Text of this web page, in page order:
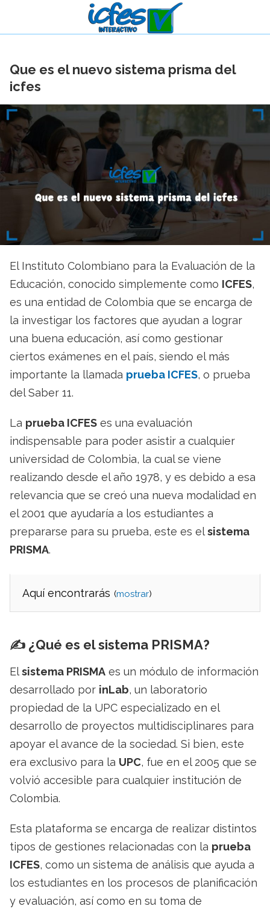
Que es el nuevo sistema prisma del
icfes
El Instituto Colombiano para la Evaluación de la
Educación, conocido simplemente como ICFES,
es una entidad de Colombia que se encarga de
la investigar los factores que ayudan a lograr
una buena educación, así como gestionar
ciertos exámenes en el país, siendo el más
importante la llamada prueba ICFES, o prueba
del Saber 11.
La prueba ICFES es una evaluación
indispensable para poder asistir a cualquier
universidad de Colombia, la cual se viene
realizando desde el año 1978, y es debido a esa
relevancia que se creó una nueva modalidad en
el 2001 que ayudaría a los estudiantes a
prepararse para su prueba, este es elsistema
PRISMA.
Aquí encontrarás ( )
✍️ ¿Qué es el sistema PRISMA?
Elsistema PRISMA es un módulo de información
desarrollado por inLab, un laboratorio
propiedad de la UPC especializado en el
desarrollo de proyectos multidisciplinares para
apoyar el avance de la sociedad. Si bien, este
era exclusivo para la UPC, fue en el 2005 que se
volvió accesible para cualquier institución de
Colombia.
Esta plataforma se encarga de realizar distintos
tipos de gestiones relacionadas con la prueba
ICFES, como un sistema de análisis que ayuda a
los estudiantes en los procesos de planificación
y evaluación, así como en su toma de